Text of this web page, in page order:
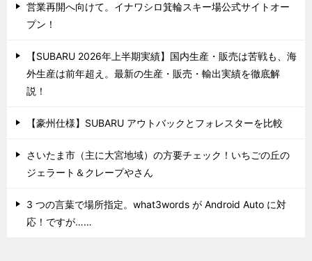
営業再開へ向けて。イナワシロ箕輪スキー場公式サイトオー
プン！
【SUBARU 2026年上半期実績】国内生産・販売は苦戦も、海
外生産は前年超え。最新の生産・販売・輸出実績を徹底解
説！
【豪州仕様】SUBARU アウトバックとフォレスターを比較
さいたま市（主に大宮地域）の方要チェック！いちごの丘の
ジェラート＆クレープやさん
3 つの言葉で場所指定。what3words が Android Auto に対
応！ですが……